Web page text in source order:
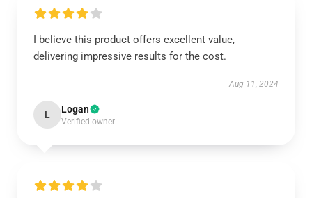
I believe this product offers excellent value,
delivering impressive results for the cost.
Aug 11, 2024
L Logan
Verified owner